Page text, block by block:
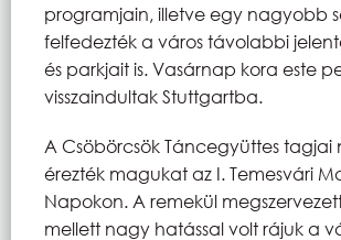
programjain, illetve egy nagyobb
felfedezték a város távolabbi
és parkjait is. Vasárnap kora este
visszaindultak Stuttgartba.
A Csöbörcsök Táncegyüttes tagjai
érezték magukat az I. Temesvári
Napokon. A remekül
mellett nagy hatással volt rájuk a